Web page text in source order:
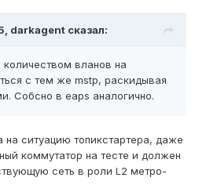
darkagent сказал:
вланов на
с тем же mstp, раскидывая
Собсно в eaps аналогично.
на ситуацию топикстартера, даже
коммутатор на тесте и должен
сеть в роли L2 метро-